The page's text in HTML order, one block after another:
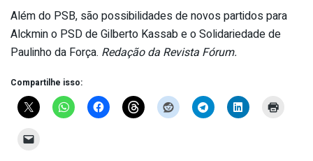
Além do PSB, são possibilidades de novos partidos para
Alckmin o PSD de Gilberto Kassab e o Solidariedade de
Paulinho da Força. Redação da Revista Fórum.
Compartilhe isso: